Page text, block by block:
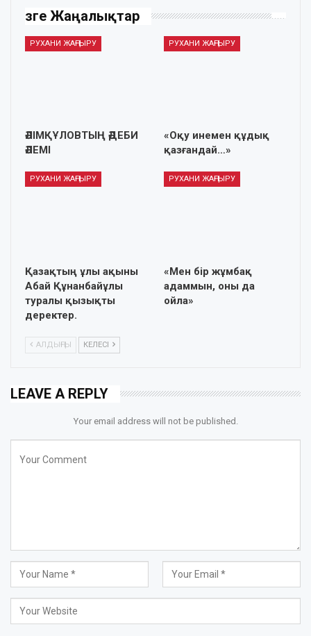
Өзге Жаңалықтар
РУХАНИ ЖАҢҒЫРУ
ӘЛІМҚҰЛОВТЫҢ ӘДЕБИ
ӘЛЕМІ
РУХАНИ ЖАҢҒЫРУ
«Оқу инемен құдық
қазғандай…»
РУХАНИ ЖАҢҒЫРУ
Қазақтың ұлы ақыны
Абай Құнанбайұлы
туралы қызықты
деректер.
РУХАНИ ЖАҢҒЫРУ
«Мен бір жұмбақ
адаммын, оны да
ойла»
АЛДЫҢҒЫ КЕЛЕСІ
LEAVE A REPLY
Your email address will not be published.